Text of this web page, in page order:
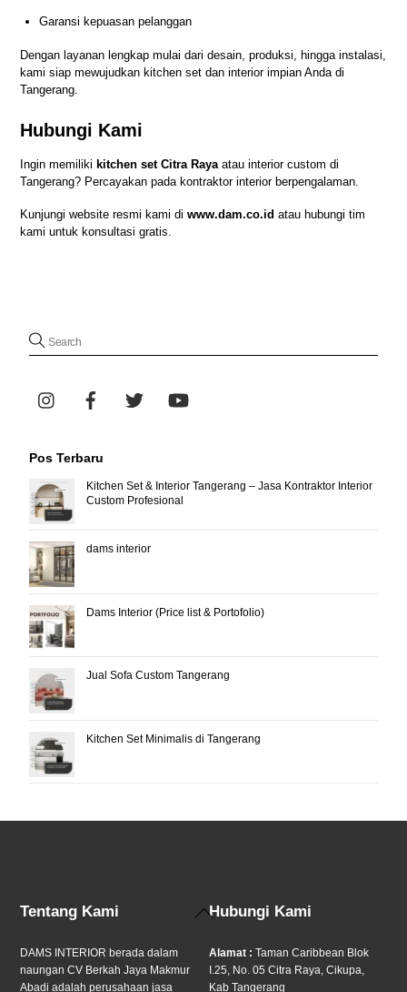
Garansi kepuasan pelanggan
Dengan layanan lengkap mulai dari desain, produksi, hingga instalasi,
kami siap mewujudkan kitchen set dan interior impian Anda di
Tangerang.
Hubungi Kami
Ingin memiliki kitchen set Citra Raya atau interior custom di
Tangerang? Percayakan pada kontraktor interior berpengalaman.
Kunjungi website resmi kami diwww.dam.co.id atau hubungi tim
kami untuk konsultasi gratis.
Pos Terbaru
Kitchen Set & Interior Tangerang – Jasa Kontraktor Interior
Custom Profesional
dams interior
Dams Interior (Price list & Portofolio)
Jual Sofa Custom Tangerang
Kitchen Set Minimalis di Tangerang
Back
Tentang Kami
DAMS INTERIOR berada dalam
naungan CV Berkah Jaya Makmur
Abadi adalah perusahaan jasa
Hubungi Kami
Alamat : Taman Caribbean Blok
I.25, No. 05 Citra Raya, Cikupa,
Kab Tangerang